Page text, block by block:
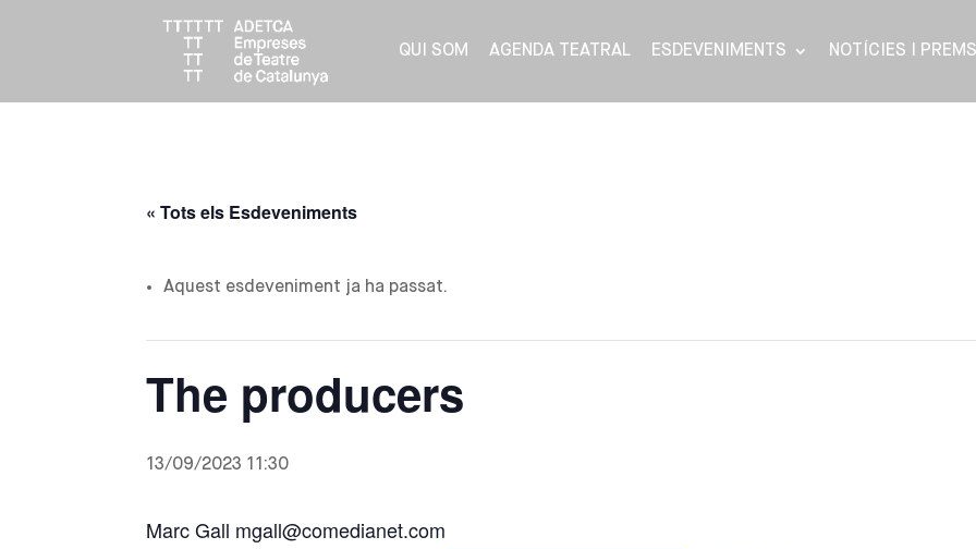
QUI SOM AGENDA TEATRAL ESDEVENIMENTS NOTÍCIES I
« Tots els Esdeveniments
Aquest esdeveniment ja ha passat.
The producers
13/09/2023 11:30
Marc Gall mgall@comedianet.com